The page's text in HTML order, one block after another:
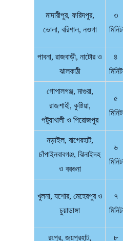
মাদারীপুর, ফরিদপুর,
ভোলা, বরিশাল, নওগা
৩
মিনিট
পাবনা, রাজবাড়ী, নাটোর ও
ঝালকাঠী
৪
মিনিট
গোপালগঞ্জ, মাগুরা,
রাজশাহী, কুষ্টিয়া,
পটুয়াখালী ও পিরোজপুর
৫
মিনিট
নড়াইল, বাগেরহাট,
চাঁপাইনবাবগঞ্জ, ঝিনাইদহ
ও বরগুনা
৬
মিনিট
খুলনা, যশোর, মেহেরপুর ও
চুয়াডাঙ্গা
৭
মিনিট
রংপুর, জয়পুরহাট,
৮